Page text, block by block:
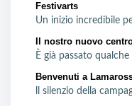
Festivarts
Un inizio incredibile
Il nostro nuovo
È già passato
Benvenuti a
ll silenzio della